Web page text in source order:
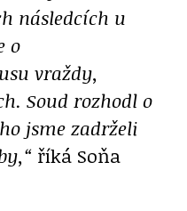
následcích u
o
vraždy,
Soud rozhodl o
jsme zadrželi
říká Soňa